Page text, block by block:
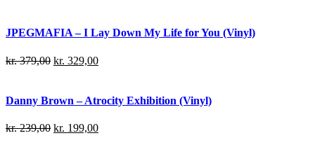
JPEGMAFIA – I Lay Down My Life for You (Vinyl)
kr.379,00 kr. 329,00
Danny Brown – Atrocity Exhibition (Vinyl)
kr.239,00 kr. 199,00